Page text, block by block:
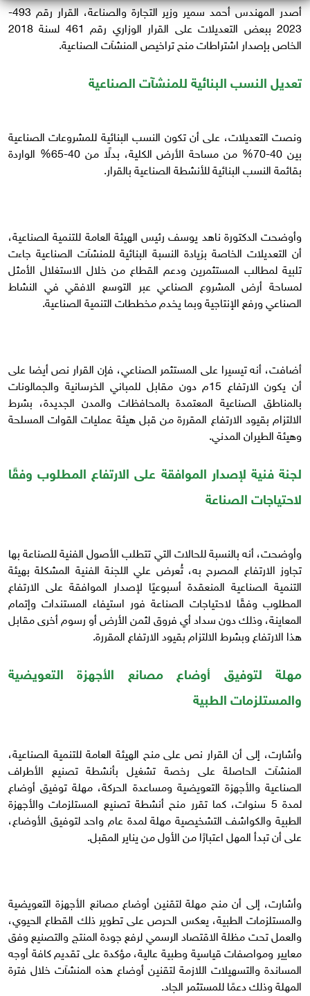
أصدر المهندس أحمد سمير وزير التجارة والصناعة، القرار رقم 493-
2023 ببعض التعديلات على القرار الوزاري رقم 461 لسنة 2018
الخاص بإصدار اشتراطات منح تراخيص المنشآت الصناعية.
تعديل النسب البنائية للمنشآت الصناعية
ونصت التعديلات، على أن تكون النسب البنائية للمشروعات الصناعية
بين 40-70% من مساحة الأرض الكلية، بدلًا من 40-65% الواردة
بقائمة النسب البنائية للأنشطة الصناعية بالقرار.
وأوضحت الدكتورة ناهد يوسف رئيس الهيئة العامة للتنمية الصناعية،
أن التعديلات الخاصة بزيادة النسبة البنائية للمنشآت الصناعية جاءت
تلبية لمطالب المستثمرين ودعم القطاع من خلال الاستغلال الأمثل
لمساحة أرض المشروع الصناعي عبر التوسع الافقي في النشاط
الصناعي ورفع الإنتاجية وبما يخدم مخططات التنمية الصناعية.
أضافت، أنه تيسيرا على المستثمر الصناعي، فإن القرار نص أيضا على
أن يكون الارتفاع 15م دون مقابل للمباني الخرسانية والجمالونات
بالمناطق الصناعية المعتمدة بالمحافظات والمدن الجديدة، بشرط
الالتزام بقيود الارتفاع المقررة من قبل هيئة عمليات القوات المسلحة
وهيئة الطيران المدني.
لجنة فنية لإصدار الموافقة على الارتفاع المطلوب وفقًا
لاحتياجات الصناعة
وأوضحت، أنه بالنسبة للحالات التي تتطلب الأصول الفنية للصناعة بها
تجاوز الارتفاع المصرح به، تُعرض علي اللجنة الفنية المشكلة بهيئة
التنمية الصناعية المنعقدة أسبوعيًا لإصدار الموافقة على الارتفاع
المطلوب وفقًا لاحتياجات الصناعة فور استيفاء المستندات وإتمام
المعاينة، وذلك دون سداد أي فروق لثمن الأرض أو رسوم أخرى مقابل
هذا الارتفاع وبشرط الالتزام بقيود الارتفاع المقررة.
مهلة لتوفيق أوضاع مصانع الأجهزة التعويضية
والمستلزمات الطبية
وأشارت، إلى أن القرار نص على منح الهيئة العامة للتنمية الصناعية،
المنشآت الحاصلة على رخصة تشغيل بأنشطة تصنيع الأطراف
الصناعية والأجهزة التعويضية ومساعدة الحركة، مهلة توفيق أوضاع
لمدة 5 سنوات، كما تقرر منح أنشطة تصنيع المستلزمات والأجهزة
الطبية والكواشف التشخيصية مهلة لمدة عام واحد لتوفيق الأوضاع،
على أن تبدأ المهل اعتبارًا من الأول من يناير المقبل.
وأشارت، إلى أن منح مهلة لتقنين أوضاع مصانع الأجهزة التعويضية
والمستلزمات الطبية، يعكس الحرص على تطوير ذلك القطاع الحيوي،
والعمل تحت مظلة الاقتصاد الرسمي لرفع جودة المنتج والتصنيع وفق
معايير ومواصفات قياسية وطبية عالية، مؤكدة على تقديم كافة أوجه
المساندة والتسهيلات اللازمة لتقنين أوضاع هذه المنشآت خلال فترة
المهلة وذلك دعمًا للمستثمر الجاد.